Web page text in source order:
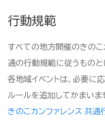
行動規範
すべての地方開催のきのこ
通の行動規範に従うものと
各地域イベントは、必要に
ルールを追加してかまいま
きのこカンファレンス 共通